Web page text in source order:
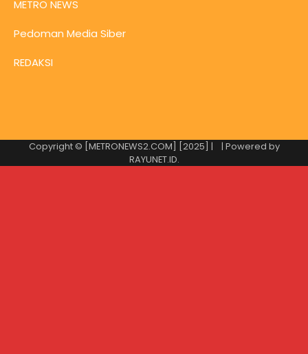
METRO NEWS
Pedoman Media Siber
REDAKSI
Copyright © [METRONEWS2.COM] [2025] |
| Powered by
RAYUNET.ID.